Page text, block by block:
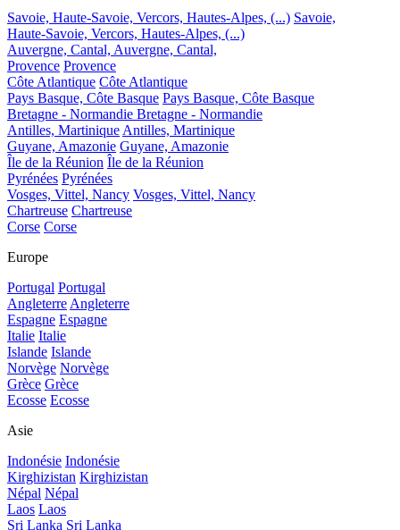
Savoie, Haute-Savoie, Vercors, Hautes-Alpes, (...) Savoie,
Haute-Savoie, Vercors, Hautes-Alpes, (...)
Auvergne, Cantal, Auvergne, Cantal,
Provence Provence
Côte Atlantique Côte Atlantique
Pays Basque, Côte Basque Pays Basque, Côte Basque
Bretagne - Normandie Bretagne - Normandie
Antilles, Martinique Antilles, Martinique
Guyane, Amazonie Guyane, Amazonie
Île de la Réunion Île de la Réunion
Pyrénées Pyrénées
Vosges, Vittel, Nancy Vosges, Vittel, Nancy
Chartreuse Chartreuse
Corse Corse
Europe
Portugal Portugal
Angleterre Angleterre
Espagne Espagne
Italie Italie
Islande Islande
Norvège Norvège
Grèce Grèce
Ecosse Ecosse
Asie
Indonésie Indonésie
Kirghizistan Kirghizistan
Népal Népal
Laos Laos
Sri Lanka Sri Lanka